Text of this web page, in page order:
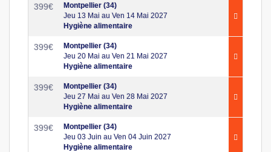
399€
Montpellier (34)
Jeu 13 Mai au Ven 14 Mai 2027
Hygiène alimentaire
399€
Montpellier (34)
Jeu 20 Mai au Ven 21 Mai 2027
Hygiène alimentaire
399€
Montpellier (34)
Jeu 27 Mai au Ven 28 Mai 2027
Hygiène alimentaire
399€
Montpellier (34)
Jeu 03 Juin au Ven 04 Juin 2027
Hygiène alimentaire